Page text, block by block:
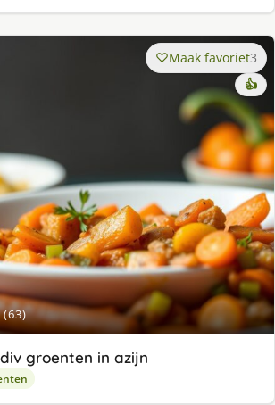
(63)
Maak favoriet3
👍
groenten in azijn